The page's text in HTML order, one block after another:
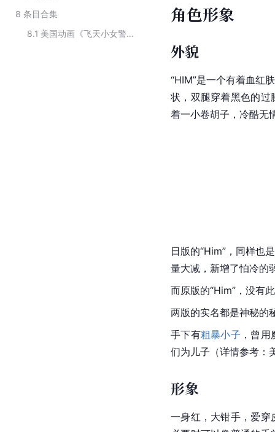
8 条目合集
8.1
美国动画《飞天小女警》系列中的角色
角色形象
外貌
“HIM”是一个有着血红
状，双腿穿着黑色的过
着一小卷胡子，冷酷无
日版的“Him”，同样也
量大减，新增了怕冷的
而原版的“Him”，没有
两版的实名都是神秘的
手下有粗暴小子 ，曾
们为儿子（详情参考：
形象
一身红，大钳手，爱穿